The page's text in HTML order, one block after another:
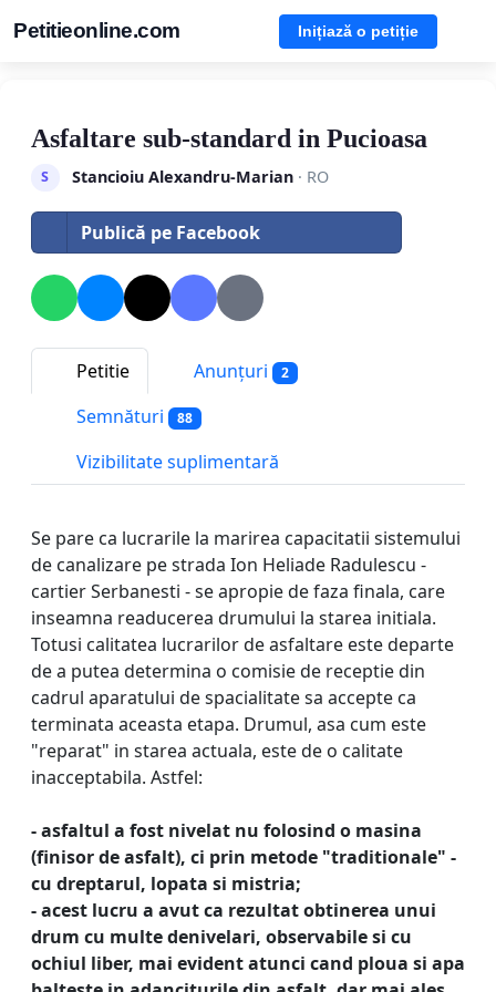
Petitieonline.com Inițiază o petiție
Asfaltare sub-standard in Pucioasa
S Stancioiu Alexandru-Marian· RO
Publică pe Facebook
Petitie Anunțuri 2
Semnături 88
Vizibilitate suplimentară
Se pare ca lucrarile la marirea capacitatii sistemului
de canalizare pe strada Ion Heliade Radulescu -
cartier Serbanesti - se apropie de faza finala, care
inseamna readucerea drumului la starea initiala.
Totusi calitatea lucrarilor de asfaltare este departe
de a putea determina o comisie de receptie din
cadrul aparatului de spacialitate sa accepte ca
terminata aceasta etapa. Drumul, asa cum este
"reparat" in starea actuala, este de o calitate
inacceptabila. Astfel:
- asfaltul a fost nivelat nu folosind o masina
(finisor de asfalt), ci prin metode "traditionale" -
cu dreptarul, lopata si mistria;
- acest lucru a avut ca rezultat obtinerea unui
drum cu multe denivelari, observabile si cu
ochiul liber, mai evident atunci cand ploua si apa